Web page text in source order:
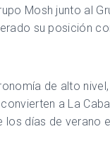
Mosh junto al
su posición
de alto
a La
días de verano